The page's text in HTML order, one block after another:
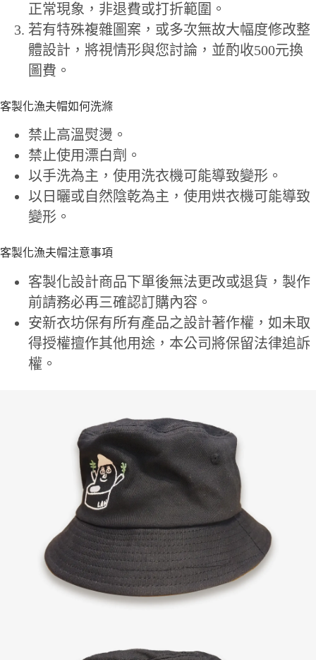
正常現象，非退費或打折範圍。
若有特殊複雜圖案，或多次無故大幅度修改整
體設計，將視情形與您討論，並酌收500元換
圖費。
客製化漁夫帽如何洗滌
禁止高溫熨燙。
禁止使用漂白劑。
以手洗為主，使用洗衣機可能導致變形。
以日曬或自然陰乾為主，使用烘衣機可能導致
變形。
客製化漁夫帽注意事項
客製化設計商品下單後無法更改或退貨，製作
前請務必再三確認訂購內容。
安新衣坊保有所有產品之設計著作權，如未取
得授權擅作其他用途，本公司將保留法律追訴
權。